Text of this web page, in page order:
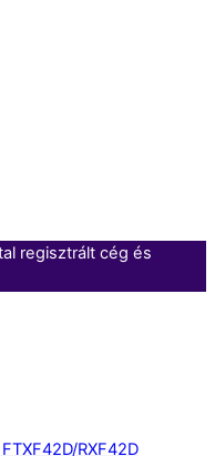
regisztrált cég és